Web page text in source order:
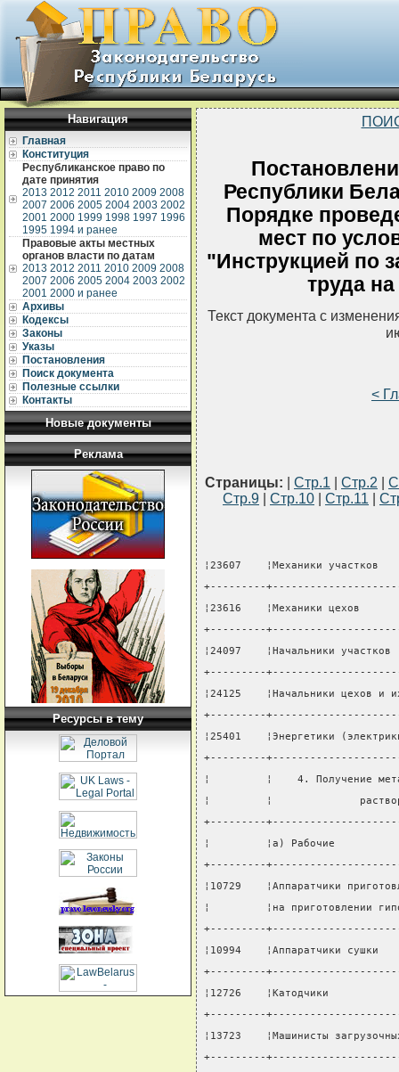
Навигация
Главная
Конституция
Республиканское право по
дате принятия
2013 2012 2011 2010 2009 2008
2007 2006 2005 2004 2003 2002
2001 2000 1999 1998 1997 1996
1995 1994 и ранее
Правовые акты местных
органов власти по датам
2013 2012 2011 2010 2009 2008
2007 2006 2005 2004 2003 2002
2001 2000 и ранее
Архивы
Кодексы
Законы
Указы
Постановления
Поиск документа
Полезные ссылки
Контакты
Новые документы
Реклама
Ресурсы в тему
Республики
Порядке
мест по
"Инструкцией по
труда
Текст документа с
<
Страницы: Стр.1 Стр.2
Стр.9
Стр.10 Стр.11
¦23607    ¦Механики
+---------
¦23616    ¦Механики
+---------
¦24097    ¦Начальники
+---------
¦24125    ¦Начальники цехов и
+---------
¦25401    ¦Энергетики
+---------
¦         ¦    4. Получение
¦         ¦
+---------
¦         ¦а) Рабочие
+---------
¦10729    ¦Аппаратчики
¦         ¦на
+---------
¦10994    ¦Аппаратчики
+---------
¦12726    ¦Катодчики
+---------
¦13723    ¦Машинисты
+---------